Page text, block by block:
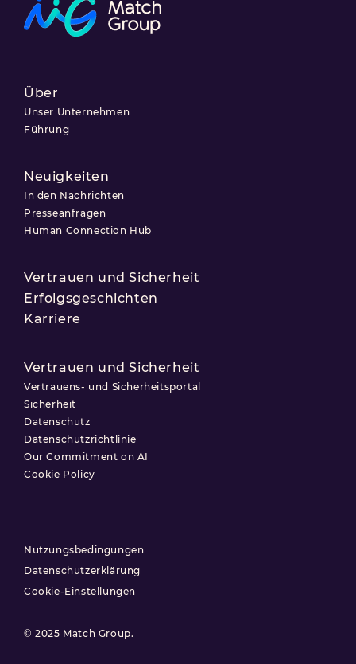
Über
Unser Unternehmen
Führung
Neuigkeiten
In den Nachrichten
Presseanfragen
Human Connection Hub
Vertrauen und Sicherheit
Erfolgsgeschichten
Karriere
Vertrauen und Sicherheit
Vertrauens- und Sicherheitsportal
Sicherheit
Datenschutz
Datenschutzrichtlinie
Our Commitment on AI
Cookie Policy
© 2025 Match Group.
Nutzungsbedingungen
Datenschutzerklärung
Cookie-Einstellungen